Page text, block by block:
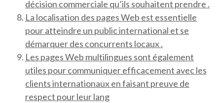
décision commerciale qu’ils souhaitent prendre .
La localisation des pages Web est essentielle
pour atteindre un public international et se
démarquer des concurrents locaux .
Les pages Web multilingues sont également
utiles pour communiquer efficacement avec les
clients internationaux en faisant preuve de
respect pour leur lang